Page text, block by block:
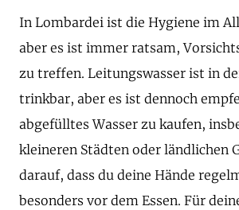
In Lombardei ist die Hygiene im
aber es ist immer ratsam,
zu treffen. Leitungswasser ist in
trinkbar, aber es ist dennoch
abgefülltes Wasser zu kaufen,
kleineren Städten oder ländlichen
darauf, dass du deine Hände
besonders vor dem Essen. Für